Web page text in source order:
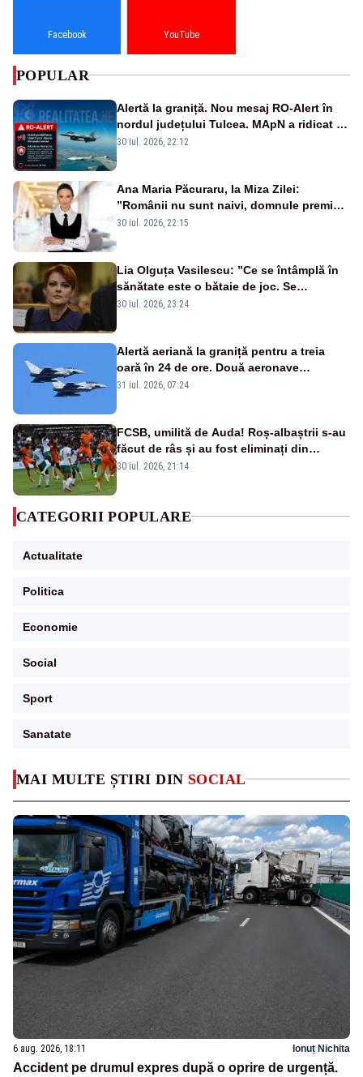
MAI MULTE ȘTIRI DIN SOCIAL
6 aug. 2026, 18:11 Ionuț Nichita
Accident pe drumul expres după o oprire de urgență.
Facebook YouTube
POPULAR
Alertă la graniță. Nou mesaj RO-Alert în
nordul județului Tulcea. MApN a ridicat de
la sol două avioane F-16
30 iul. 2026, 22:12
Ana Maria Păcuraru, la Miza Zilei:
”Românii nu sunt naivi, domnule premier
Bolojan”
30 iul. 2026, 22:15
Lia Olguța Vasilescu: ”Ce se întâmplă în
sănătate este o bătaie de joc. Se
guvernează extraordinar de prost”
30 iul. 2026, 23:24
Alertă aeriană la graniță pentru a treia
oară în 24 de ore. Două aeronave
Eurofighter britanice au fost ridicate de la
31 iul. 2026, 07:24
FCSB, umilită de Auda! Roș-albaștrii s-au
făcut de râs și au fost eliminați din
Conference League
30 iul. 2026, 21:14
CATEGORII POPULARE
Actualitate
Politica
Economie
Social
Sport
Sanatate